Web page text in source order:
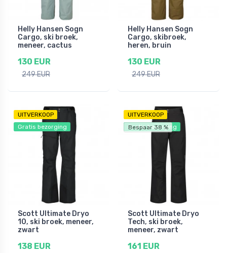
Helly Hansen Sogn
Cargo, ski broek,
meneer, cactus
130 EUR
249 EUR
Helly Hansen Sogn
Cargo, skibroek,
heren, bruin
130 EUR
249 EUR
UITVERKOOP
Gratis bezorging
Scott Ultimate Dryo
10, ski broek, meneer,
zwart
138 EUR
UITVERKOOP
Gratis bezorging
Bespaar 38 %
Scott Ultimate Dryo
Tech, ski broek,
meneer, zwart
161 EUR